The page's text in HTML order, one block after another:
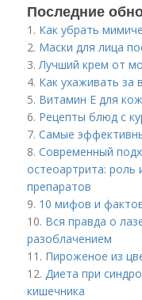
Последние
1. Как убрать
2. Маски для лица
3.Лучший крем от
4. Как ухаживать за
5. Витамин Е для
6. Рецепты блюд с
7. Самые
8. Современный
остеоартрита:
препаратов
9. 10 мифов и
10. Вся правда о
разоблачением
11. Пироженое из
12. Диета при
кишечника